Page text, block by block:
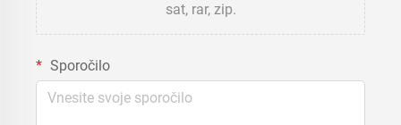
sat, rar, zip.
Sporočilo